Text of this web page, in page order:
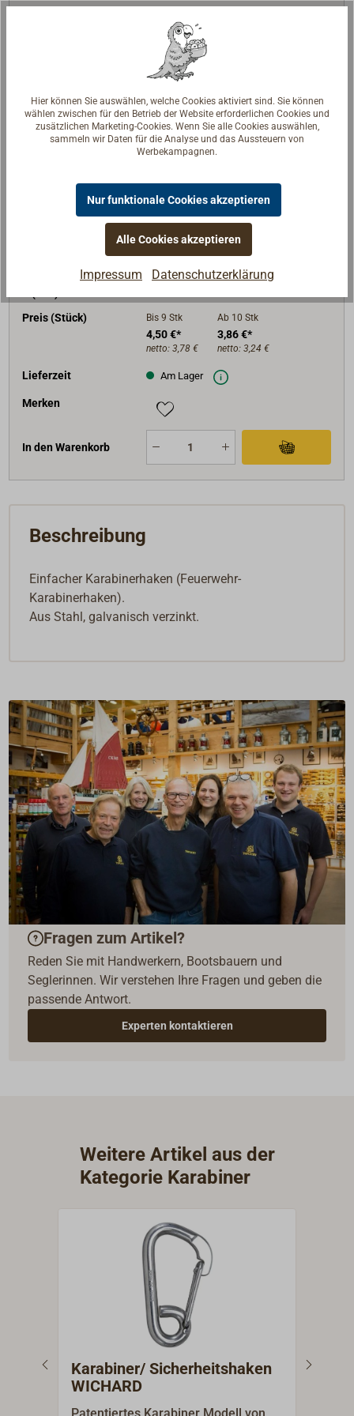
3,30 €*
netto:2,77 €
2,80 €*
Am Lager
In den Warenkorb
1564-010
100
10
13
Preis (Stück)
Bis 9 Stk
4,50 €*
netto: 3,78 €
Ab 10 Stk
3,86 €*
netto: 3,24 €
Lieferzeit Am Lager
Merken
In den Warenkorb
Beschreibung
Einfacher Karabinerhaken (Feuerwehr-
Karabinerhaken).
Aus Stahl, galvanisch verzinkt.
Fragen zum Artikel?
Reden Sie mit Handwerkern, Bootsbauern und
Seglerinnen. Wir verstehen Ihre Fragen und geben die
passende Antwort.
Experten kontaktieren
Weitere Artikel aus der
Kategorie Karabiner
Karabiner/ Sicherheitshaken
WICHARD
Patentiertes Karabiner Modell von
Hier können Sie auswählen, welche Cookies aktiviert sind. Sie können
wählen zwischen für den Betrieb der Website erforderlichen Cookies und
zusätzlichen Marketing-Cookies. Wenn Sie alle Cookies auswählen,
sammeln wir Daten für die Analyse und das Aussteuern von
Werbekampagnen.
Nur funktionale Cookies akzeptieren
Alle Cookies akzeptieren
Impressum Datenschutzerklärung